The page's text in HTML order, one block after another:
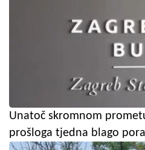
Unatoč skromnom
prošloga tjedna blago